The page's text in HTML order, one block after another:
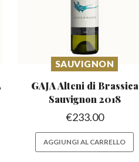
SAUVIGNON
GAJA Alteni di Brassica
Sauvignon 2018
€233.00
AGGIUNGI AL CARRELLO